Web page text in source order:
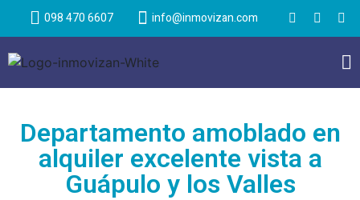
098 470 6607 info@inmovizan.com
Departamento amoblado en
alquiler excelente vista a
Guápulo y los Valles